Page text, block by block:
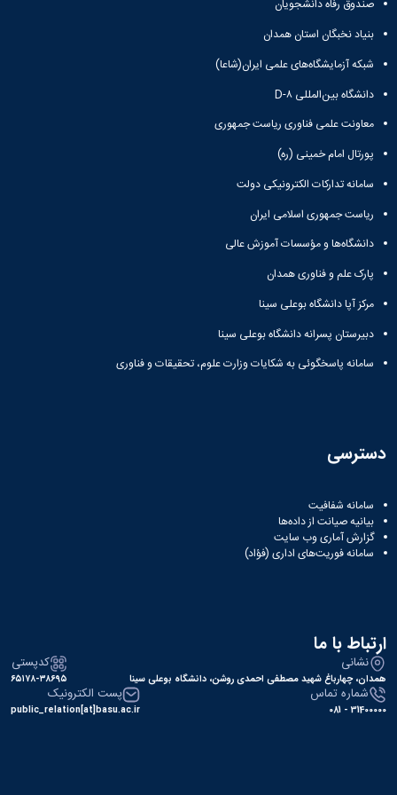
Research
صندوق رفاه دانشجویان
بنیاد نخبگان استان همدان
شبکه آزمایشگاه‌های علمی ایران(شاعا)
دانشگاه بین‌المللی D-۸
معاونت علمی فناوری ریاست جمهوری
پورتال امام خمینی (ره)
سامانه تدارکات الکترونیکی دولت
ریاست جمهوری اسلامی ایران
دانشگاه‌ها و مؤسسات آموزش عالی
پارک علم و فناوری همدان
مرکز آپا دانشگاه بوعلی سینا
دبیرستان پسرانه دانشگاه بوعلی سینا
سامانه پاسخگوئی به شکایات وزارت علوم، تحقیقات و فناوری
دسترسی
سامانه شفافیت
بیانیه صیانت از داده‌ها
گزارش آماری وب‌ سایت
سامانه فوریت‌های اداری (فؤاد)
ارتباط با ما
نشانی
همدان، چهارباغ شهید مصطفی احمدی روشن، دانشگاه بوعلی سینا
کدپستی
۶۵۱۷۸-۳۸۶۹۵
شماره تماس
31400000 - 081
پست الکترونیک
public_relation[at]basu.ac.ir